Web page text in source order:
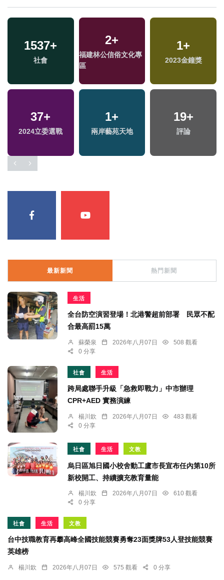
1537+
社會
2+
福建林公信俗文化專
區
1+
2023金鐘獎
37+
2024立委選戰
1+
兩岸藝苑天地
19+
評論
388+
熱門
15+
海峽論壇專區
773
綜合
74+
影視
17+
2024總統大選
559+
財經及消費
最新新聞 熱門新聞
生活
全台防空演習登場！北港警超前部署 民眾不配
合最高罰15萬
蘇榮泉 2026年八月07日
508 觀看
0 分享
社會 生活
跨局處聯手升級「急救即戰力」中市辦理
CPR+AED 實務演練
楊川欽 2026年八月07日
483 觀看
0 分享
社會 生活 文教
烏日區旭日國小校舍動工盧市長宣布任內第10所
新校開工、持續擴充教育量能
楊川欽 2026年八月07日
610 觀看
0 分享
社會 生活 文教
台中技職教育再攀高峰全國技能競賽勇奪23面獎牌53人登技能競賽
英雄榜
楊川欽 2026年八月07日 575 觀看 0 分享